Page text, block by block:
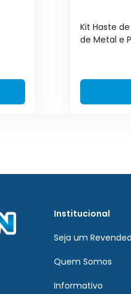
Kit Haste
de Metal e
Institucional
Seja um
Quem Somos
Informativo